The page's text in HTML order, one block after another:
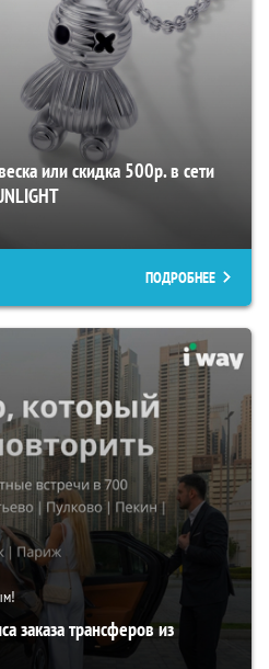
или скидка 500р. в сети
ПОДРОБНЕЕ
заказа трансферов из